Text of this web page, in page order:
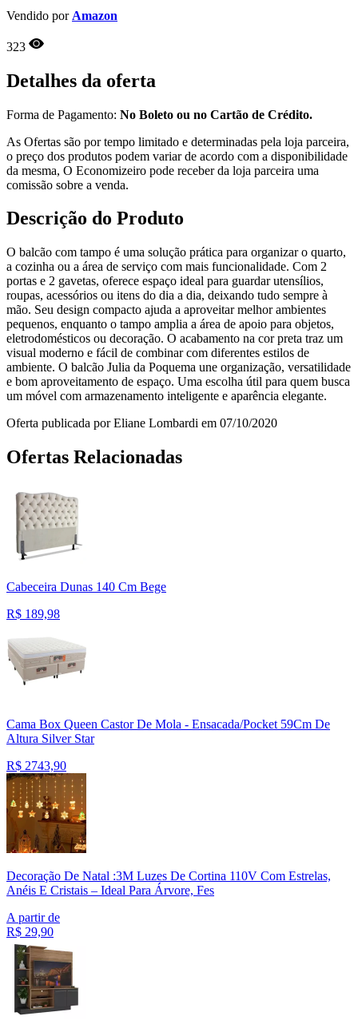
Vendido por Amazon
323
Detalhes da oferta
Forma de Pagamento: No Boleto ou no Cartão de Crédito.
As Ofertas são por tempo limitado e determinadas pela loja parceira,
o preço dos produtos podem variar de acordo com a disponibilidade
da mesma, O Economizeiro pode receber da loja parceira uma
comissão sobre a venda.
Descrição do Produto
O balcão com tampo é uma solução prática para organizar o quarto,
a cozinha ou a área de serviço com mais funcionalidade. Com 2
portas e 2 gavetas, oferece espaço ideal para guardar utensílios,
roupas, acessórios ou itens do dia a dia, deixando tudo sempre à
mão. Seu design compacto ajuda a aproveitar melhor ambientes
pequenos, enquanto o tampo amplia a área de apoio para objetos,
eletrodomésticos ou decoração. O acabamento na cor preta traz um
visual moderno e fácil de combinar com diferentes estilos de
ambiente. O balcão Julia da Poquema une organização, versatilidade
e bom aproveitamento de espaço. Uma escolha útil para quem busca
um móvel com armazenamento inteligente e aparência elegante.
Oferta publicada por Eliane Lombardi em 07/10/2020
Ofertas Relacionadas
Cabeceira Dunas 140 Cm Bege
R$ 189,98
Cama Box Queen Castor De Mola - Ensacada/Pocket 59Cm De
Altura Silver Star
R$ 2743,90
Decoração De Natal :3M Luzes De Cortina 110V Com Estrelas,
Anéis E Cristais – Ideal Para Árvore, Fes
A partir de
R$ 29,90